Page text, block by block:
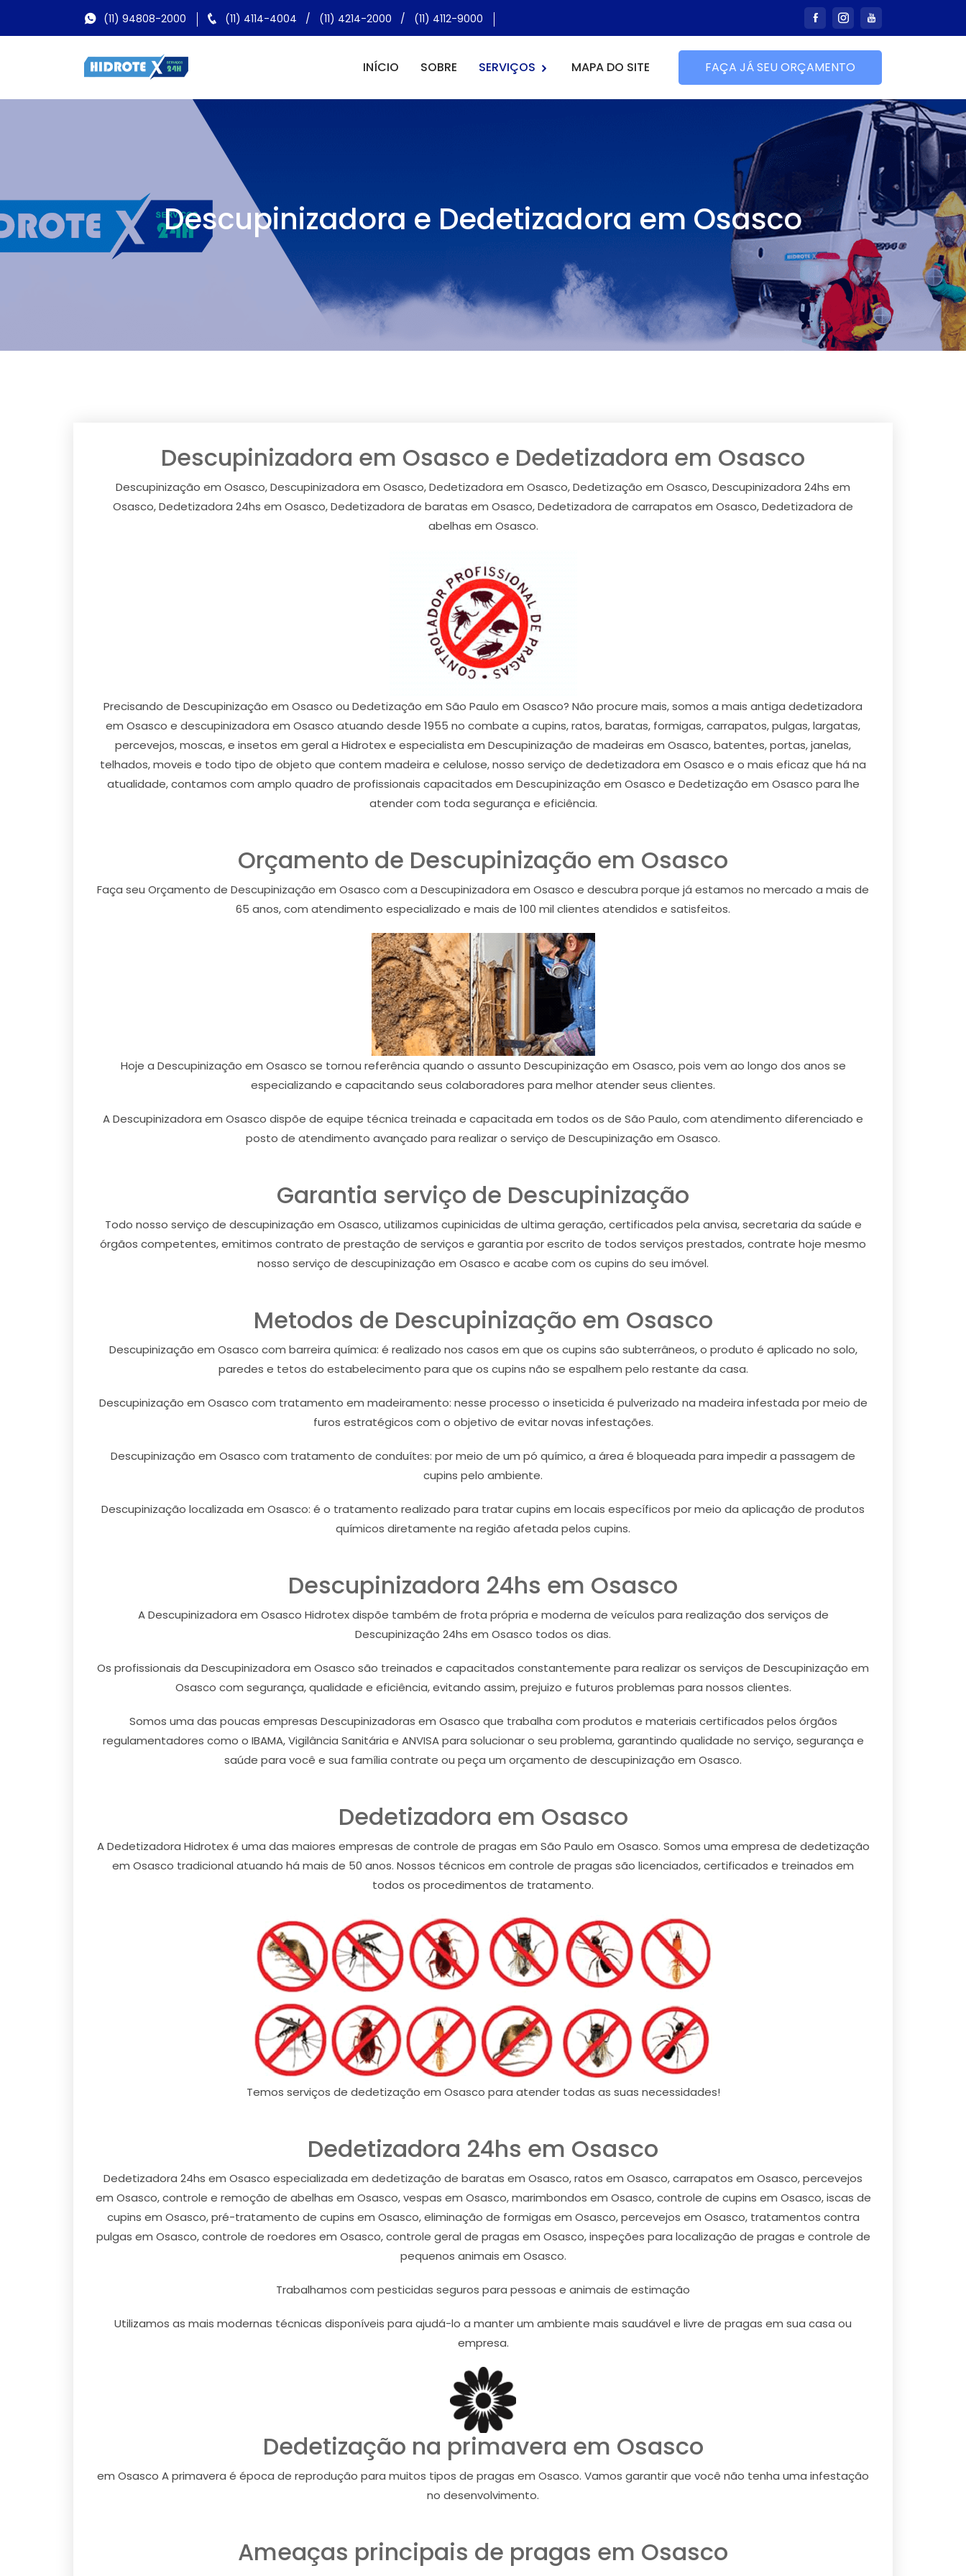
(11) 94808-2000 (11) 4114-4004 / (11) 4214-2000 / (11) 4112-9000
INÍCIO SOBRE SERVIÇOS MAPA DO SITE FAÇA JÁ SEU ORÇAMENTO
Descupinizadora e Dedetizadora em Osasco
Descupinizadora em Osasco e Dedetizadora em Osasco
Descupinização em Osasco, Descupinizadora em Osasco, Dedetizadora em Osasco, Dedetização em Osasco, Descupinizadora 24hs em
Osasco, Dedetizadora 24hs em Osasco, Dedetizadora de baratas em Osasco, Dedetizadora de carrapatos em Osasco, Dedetizadora de
abelhas em Osasco.
Precisando de Descupinização em Osasco ou Dedetização em São Paulo em Osasco? Não procure mais, somos a mais antiga dedetizadora
em Osasco e descupinizadora em Osasco atuando desde 1955 no combate a cupins, ratos, baratas, formigas, carrapatos, pulgas, largatas,
percevejos, moscas, e insetos em geral a Hidrotex e especialista em Descupinização de madeiras em Osasco, batentes, portas, janelas,
telhados, moveis e todo tipo de objeto que contem madeira e celulose, nosso serviço de dedetizadora em Osasco e o mais eficaz que há na
atualidade, contamos com amplo quadro de profissionais capacitados em Descupinização em Osasco e Dedetização em Osasco para lhe
atender com toda segurança e eficiência.
Orçamento de Descupinização em Osasco
Faça seu Orçamento de Descupinização em Osasco com a Descupinizadora em Osasco e descubra porque já estamos no mercado a mais de
65 anos, com atendimento especializado e mais de 100 mil clientes atendidos e satisfeitos.
Hoje a Descupinização em Osasco se tornou referência quando o assunto Descupinização em Osasco, pois vem ao longo dos anos se
especializando e capacitando seus colaboradores para melhor atender seus clientes.
A Descupinizadora em Osasco dispõe de equipe técnica treinada e capacitada em todos os de São Paulo, com atendimento diferenciado e
posto de atendimento avançado para realizar o serviço de Descupinização em Osasco.
Garantia serviço de Descupinização
Todo nosso serviço de descupinização em Osasco, utilizamos cupinicidas de ultima geração, certificados pela anvisa, secretaria da saúde e
órgãos competentes, emitimos contrato de prestação de serviços e garantia por escrito de todos serviços prestados, contrate hoje mesmo
nosso serviço de descupinização em Osasco e acabe com os cupins do seu imóvel.
Metodos de Descupinização em Osasco
Descupinização em Osasco com barreira química: é realizado nos casos em que os cupins são subterrâneos, o produto é aplicado no solo,
paredes e tetos do estabelecimento para que os cupins não se espalhem pelo restante da casa.
Descupinização em Osasco com tratamento em madeiramento: nesse processo o inseticida é pulverizado na madeira infestada por meio de
furos estratégicos com o objetivo de evitar novas infestações.
Descupinização em Osasco com tratamento de conduítes: por meio de um pó químico, a área é bloqueada para impedir a passagem de
cupins pelo ambiente.
Descupinização localizada em Osasco: é o tratamento realizado para tratar cupins em locais específicos por meio da aplicação de produtos
químicos diretamente na região afetada pelos cupins.
Descupinizadora 24hs em Osasco
A Descupinizadora em Osasco Hidrotex dispõe também de frota própria e moderna de veículos para realização dos serviços de
Descupinização 24hs em Osasco todos os dias.
Os profissionais da Descupinizadora em Osasco são treinados e capacitados constantemente para realizar os serviços de Descupinização em
Osasco com segurança, qualidade e eficiência, evitando assim, prejuizo e futuros problemas para nossos clientes.
Somos uma das poucas empresas Descupinizadoras em Osasco que trabalha com produtos e materiais certificados pelos órgãos
regulamentadores como o IBAMA, Vigilância Sanitária e ANVISA para solucionar o seu problema, garantindo qualidade no serviço, segurança e
saúde para você e sua família contrate ou peça um orçamento de descupinização em Osasco.
Dedetizadora em Osasco
A Dedetizadora Hidrotex é uma das maiores empresas de controle de pragas em São Paulo em Osasco. Somos uma empresa de dedetização
em Osasco tradicional atuando há mais de 50 anos. Nossos técnicos em controle de pragas são licenciados, certificados e treinados em
todos os procedimentos de tratamento.
Temos serviços de dedetização em Osasco para atender todas as suas necessidades!
Dedetizadora 24hs em Osasco
Dedetizadora 24hs em Osasco especializada em dedetização de baratas em Osasco, ratos em Osasco, carrapatos em Osasco, percevejos
em Osasco, controle e remoção de abelhas em Osasco, vespas em Osasco, marimbondos em Osasco, controle de cupins em Osasco, iscas de
cupins em Osasco, pré-tratamento de cupins em Osasco, eliminação de formigas em Osasco, percevejos em Osasco, tratamentos contra
pulgas em Osasco, controle de roedores em Osasco, controle geral de pragas em Osasco, inspeções para localização de pragas e controle de
pequenos animais em Osasco.
Trabalhamos com pesticidas seguros para pessoas e animais de estimação
Utilizamos as mais modernas técnicas disponíveis para ajudá-lo a manter um ambiente mais saudável e livre de pragas em sua casa ou
empresa.
Dedetização na primavera em Osasco
em Osasco A primavera é época de reprodução para muitos tipos de pragas em Osasco. Vamos garantir que você não tenha uma infestação
no desenvolvimento.
Ameaças principais de pragas em Osasco